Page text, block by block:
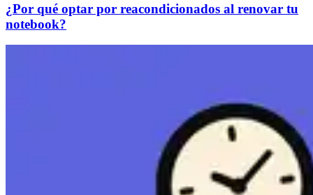
¿Por qué optar por reacondicionados al renovar tu
notebook?